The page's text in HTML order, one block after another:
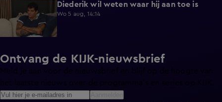
Diederik wil weten waar hij aan toe is
Wo 5 aug, 14:14
Ontvang de KIJK-nieuwsbrief